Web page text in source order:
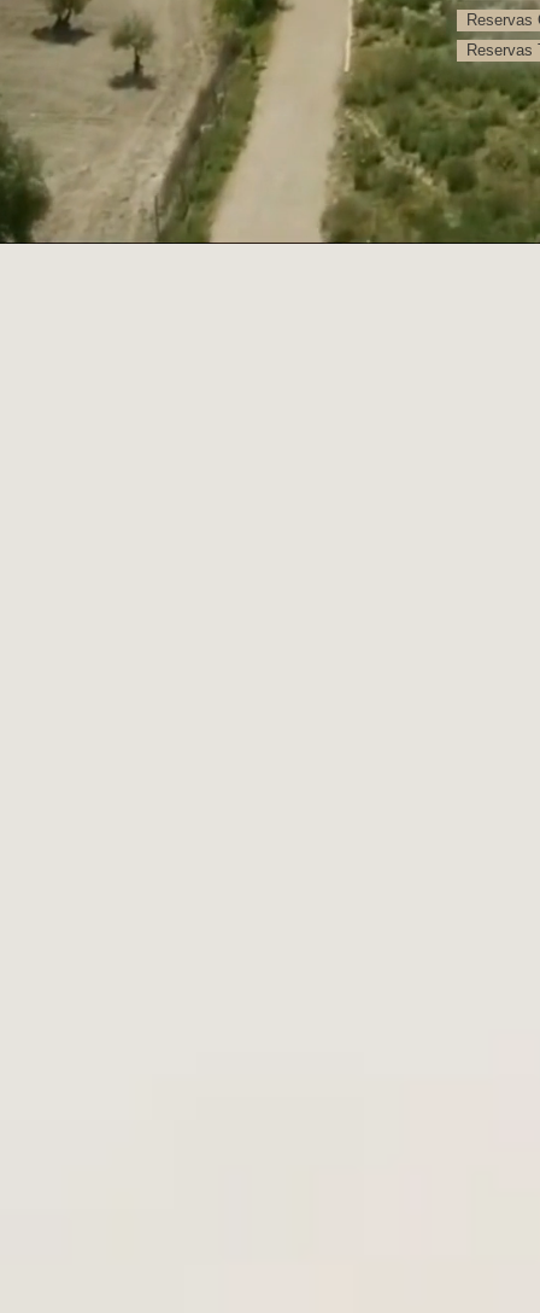
Reservas
Reservas